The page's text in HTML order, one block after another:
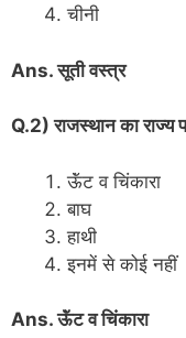
चीनी
Ans. सूती वस्त्र
Q.2) राजस्थान का राज्य
ऊॅंट व चिंकारा
बाघ
हाथी
इनमें से कोई नहीं
Ans. ऊॅंट व चिंकारा